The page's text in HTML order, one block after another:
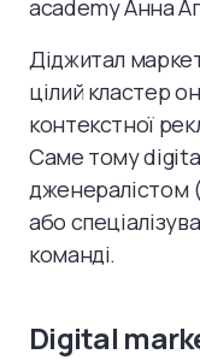
academy Анна
Діджитал
цілий кластер
контекстної
Саме тому
дженералістом
або
команді.
Digital